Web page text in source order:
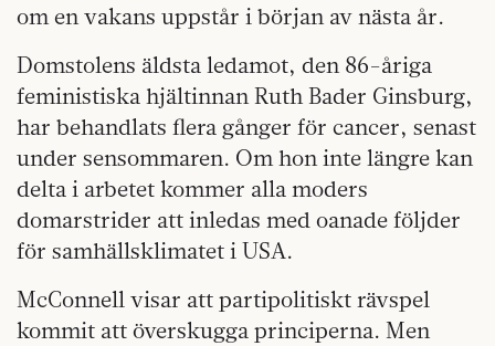
om en vakans uppstår i början av nästa år.
Domstolens äldsta ledamot, den 86-åriga
feministiska hjältinnan Ruth Bader Ginsburg,
har behandlats flera gånger för cancer, senast
under sensommaren. Om hon inte längre kan
delta i arbetet kommer alla moders
domarstrider att inledas med oanade följder
för samhällsklimatet i USA.
McConnell visar att partipolitiskt rävspel
kommit att överskugga principerna. Men